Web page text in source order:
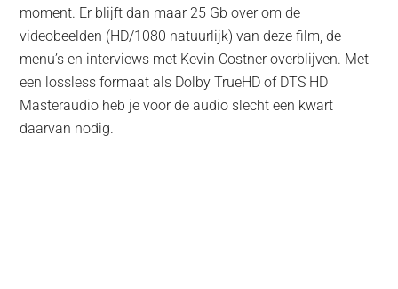
moment. Er blijft dan maar 25 Gb over om de
videobeelden (HD/1080 natuurlijk) van deze film, de
menu’s en interviews met Kevin Costner overblijven. Met
een lossless formaat als Dolby TrueHD of DTS HD
Masteraudio heb je voor de audio slecht een kwart
daarvan nodig.